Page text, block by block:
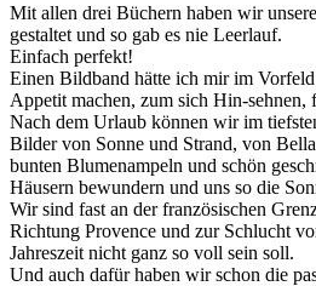
Mit allen drei Büchern haben wir
gestaltet und so gab es nie Leerlauf.
Einfach perfekt!
Einen Bildband hätte ich mir im
Appetit machen, zum sich Hin-sehnen,
Nach dem Urlaub können wir im
Bilder von Sonne und Strand, von
bunten Blumenampeln und schön
Häusern bewundern und uns so die
Wir sind fast an der französischen
Richtung Provence und zur Schlucht
Jahreszeit nicht ganz so voll sein soll.
Und auch dafür haben wir schon die